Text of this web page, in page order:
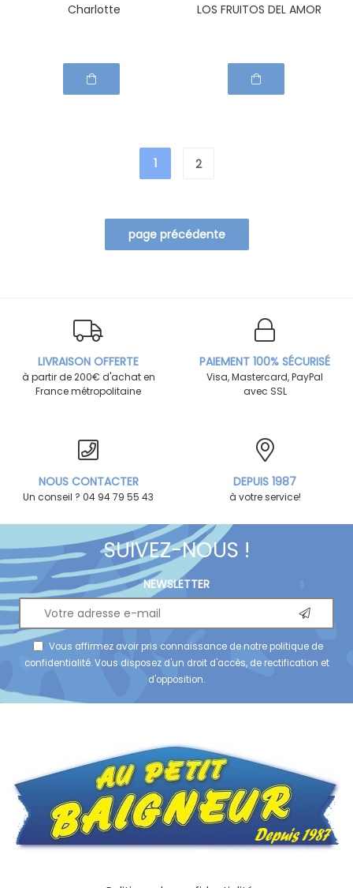
Charlotte LOS FRUITOS DEL AMOR
1 2
LIVRAISON OFFERTE
à partir de 200€ d'achat en
France métropolitaine
PAIEMENT 100% SÉCURISÉ
Visa, Mastercard, PayPal
avec SSL
NOUS CONTACTER
Un conseil ? 04 94 79 55 43
DEPUIS 1987
à votre service!
SUIVEZ-NOUS !
NEWSLETTER
Vous affirmez avoir pris connaissance de notre politique de
confidentialité. Vous disposez d'un droit d'accès, de rectification et
d'opposition.